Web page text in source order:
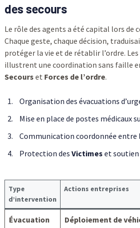
des secours
Le rôle des agents a été capital lors de
Chaque geste, chaque décision,
protéger la vie et de rétablir l’ordre.
illustrent une coordination sans faille
Secours et Forces de l’ordre.
Organisation des évacuations
Mise en place de postes médicaux
Communication coordonnée entre
Protection des Victimes et
Type
d’intervention
Actions entreprises
Évacuation
Déploiement de